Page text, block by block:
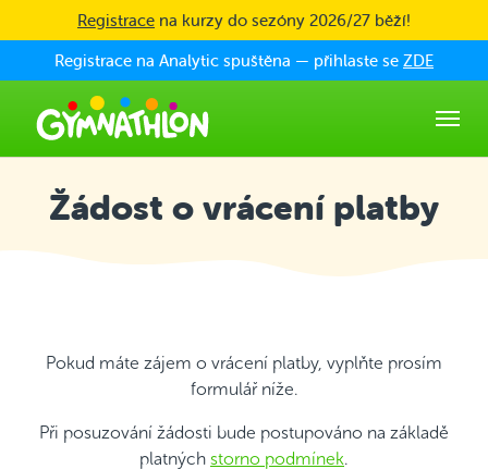
Skip to main content
Registrace na kurzy do sezóny 2026/27 běží!
Registrace na Analytic spuštěna — přihlaste se ZDE
Žádost o vrácení platby
Pokud máte zájem o vrácení platby, vyplňte prosím
formulář níže.
Při posuzování žádosti bude postupováno na základě
platných storno podmínek.